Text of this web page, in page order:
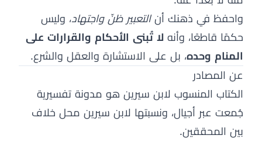
واحفظ في ذهنك أنالتعبير ظنّ واجتهاد، وليس
حكمًا قاطعًا، وأنهلا تُبنى الأحكام والقرارات على
المنام وحده، بل على الاستشارة والعقل والشرع.
عن المصادر
الكتاب المنسوب لابن سيرين هو مدونة تفسيرية
جُمعت عبر أجيال، ونسبتها لابن سيرين محل خلاف
بين المحققين.